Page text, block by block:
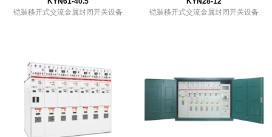
铠装移开式交流金属封闭开关设备
铠装移开式交流金属封闭开关设备